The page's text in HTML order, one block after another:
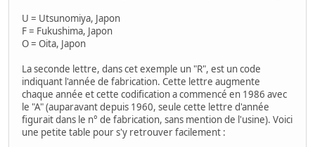
U = Utsunomiya, Japon
F = Fukushima, Japon
O = Oita, Japon
La seconde lettre, dans cet exemple un "R", est un code
indiquant l'année de fabrication. Cette lettre augmente
chaque année et cette codification a commencé en 1986 avec
le "A" (auparavant depuis 1960, seule cette lettre d'année
figurait dans le n° de fabrication, sans mention de l'usine). Voici
une petite table pour s'y retrouver facilement :